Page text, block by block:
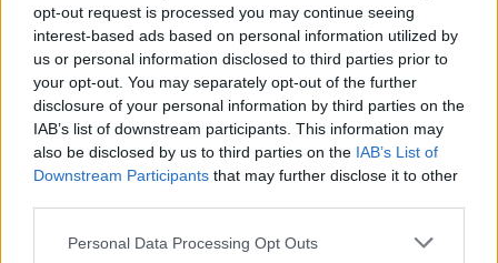
opt-out request is processed you may continue seeing
interest-based ads based on personal information utilized by
us or personal information disclosed to third parties prior to
your opt-out. You may separately opt-out of the further
disclosure of your personal information by third parties on the
IAB’s list of downstream participants. This information may
also be disclosed by us to third parties on the IAB’s List of
Downstream Participants that may further disclose it to other
Personal Data Processing Opt Outs
него, особено сега кога Кина се обидува да го
преземе Панамскиот Канал, нагласувајќи дека
тоа нема да се случи и заклучувајќи дека сето
тоа е интересно.
© Vecer.mk, правата за текстот се на редакцијата
Северна Кореја изврши ново
лансирање на ракета